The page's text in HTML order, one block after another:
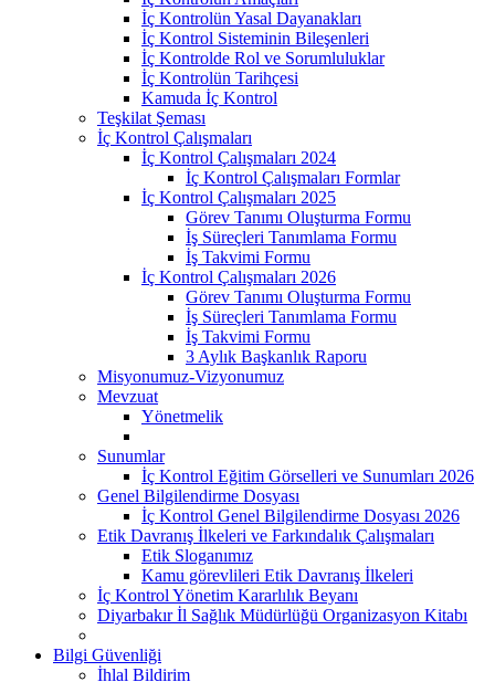
İç Kontrolün Yasal Dayanakları
İç Kontrol Sisteminin Bileşenleri
İç Kontrolde Rol ve Sorumluluklar
İç Kontrolün Tarihçesi
Kamuda İç Kontrol
Teşkilat Şeması
İç Kontrol Çalışmaları
İç Kontrol Çalışmaları 2024
İç Kontrol Çalışmaları Formlar
İç Kontrol Çalışmaları 2025
Görev Tanımı Oluşturma Formu
İş Süreçleri Tanımlama Formu
İş Takvimi Formu
İç Kontrol Çalışmaları 2026
Görev Tanımı Oluşturma Formu
İş Süreçleri Tanımlama Formu
İş Takvimi Formu
3 Aylık Başkanlık Raporu
Misyonumuz-Vizyonumuz
Mevzuat
Yönetmelik
Sunumlar
İç Kontrol Eğitim Görselleri ve Sunumları 2026
Genel Bilgilendirme Dosyası
İç Kontrol Genel Bilgilendirme Dosyası 2026
Etik Davranış İlkeleri ve Farkındalık Çalışmaları
Etik Sloganımız
Kamu görevlileri Etik Davranış İlkeleri
İç Kontrol Yönetim Kararlılık Beyanı
Diyarbakır İl Sağlık Müdürlüğü Organizasyon Kitabı
Bilgi Güvenliği
İhlal Bildirim